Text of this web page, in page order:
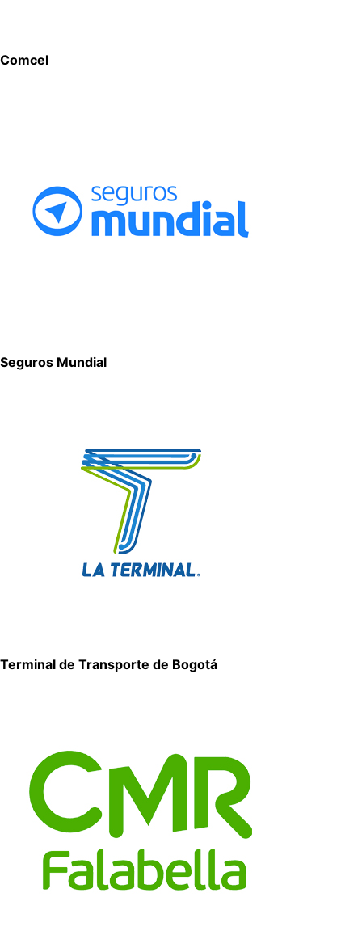
Comcel
Seguros Mundial
Terminal de Transporte de Bogotá